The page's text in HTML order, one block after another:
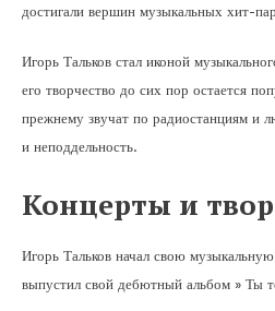
достигали вершин музыкальных хит-
Игорь Тальков стал иконой
его творчество до сих пор остается
прежнему звучат по радиостанциям и
и неподдельность.
Концерты и
Игорь Тальков начал свою
выпустил свой дебютный альбом » Ты